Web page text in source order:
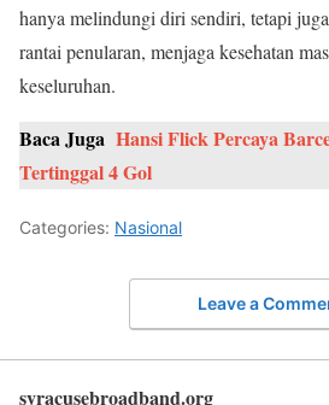
hanya melindungi diri sendiri, tetapi
rantai penularan, menjaga kesehatan
keseluruhan.
Baca Juga Hansi Flick Percaya
Tertinggal 4 Gol
Categories: Nasional
Leave a
syracusebroadband.org